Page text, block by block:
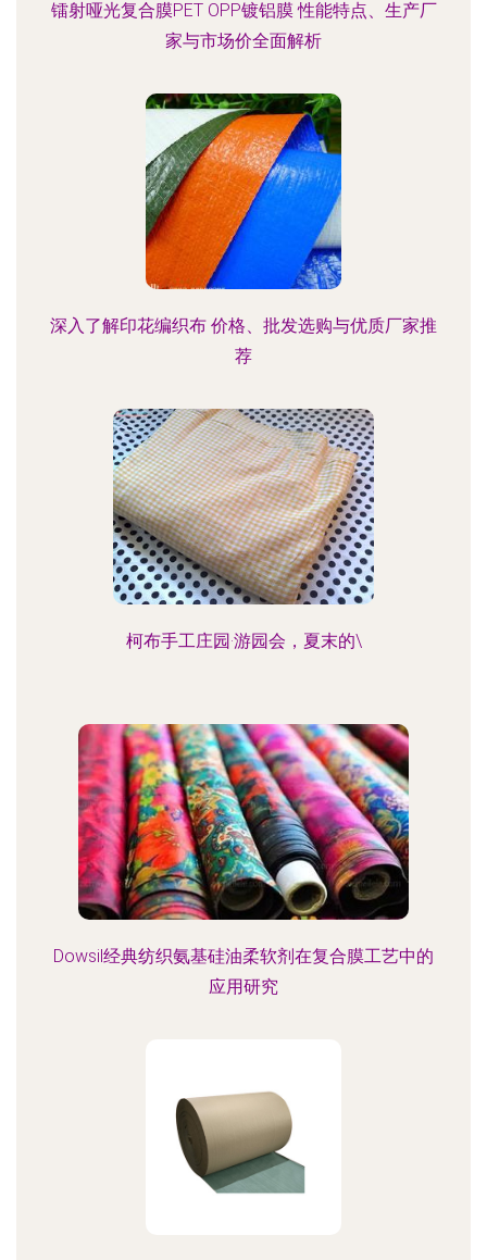
镭射哑光复合膜PET OPP镀铝膜 性能特点、生产厂
家与市场价全面解析
深入了解印花编织布 价格、批发选购与优质厂家推
荐
柯布手工庄园·游园会，夏末的\
Dowsil经典纺织氨基硅油柔软剂在复合膜工艺中的
应用研究